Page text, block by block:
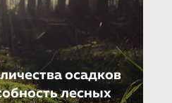
осадков
лесных